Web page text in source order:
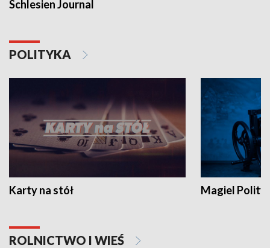
Schlesien Journal
POLITYKA
Karty na stół Magiel
ROLNICTWO I WIEŚ